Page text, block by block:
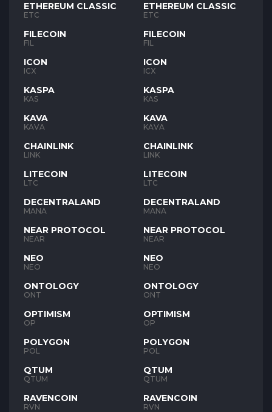
ETHEREUM CLASSIC
ETC
FILECOIN
FIL
ICON
ICX
KASPA
KAS
KAVA
KAVA
CHAINLINK
LINK
LITECOIN
LTC
DECENTRALAND
MANA
NEAR PROTOCOL
NEAR
NEO
NEO
ONTOLOGY
ONT
OPTIMISM
OP
POLYGON
POL
QTUM
QTUM
RAVENCOIN
RVN
ETHEREUM CLASSIC
ETC
FILECOIN
FIL
ICON
ICX
KASPA
KAS
KAVA
KAVA
CHAINLINK
LINK
LITECOIN
LTC
DECENTRALAND
MANA
NEAR PROTOCOL
NEAR
NEO
NEO
ONTOLOGY
ONT
OPTIMISM
OP
POLYGON
POL
QTUM
QTUM
RAVENCOIN
RVN